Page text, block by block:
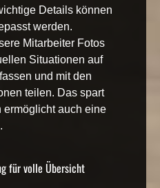
Details können
werden.
Mitarbeiter Fotos
Situationen auf
und mit den
teilen. Das spart
ermöglicht auch eine
für volle Übersicht